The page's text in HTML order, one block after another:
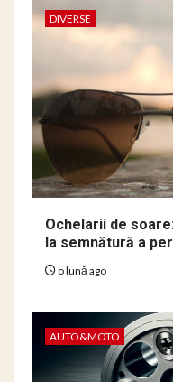
DIVERSE
Ochelarii de
la semnătură a
o lună ago
AUTO&MOTO